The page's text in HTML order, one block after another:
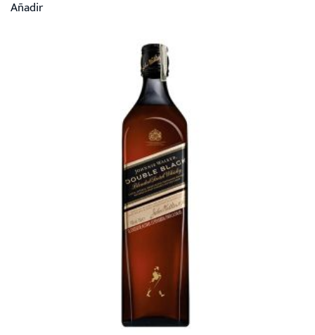
Añadir